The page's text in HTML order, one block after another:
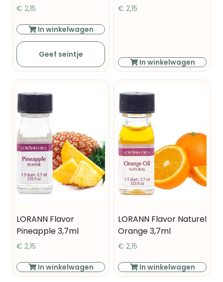
€ 2,15
In winkelwagen
Geef seintje
€ 2,15
In winkelwagen
LORANN Flavor
Pineapple 3,7ml
€ 2,15
In winkelwagen
LORANN Flavor Naturel
Orange 3,7ml
€ 2,15
In winkelwagen